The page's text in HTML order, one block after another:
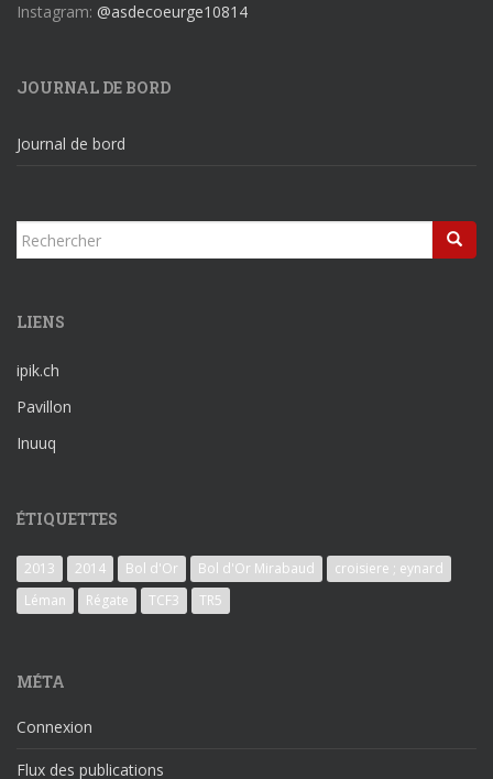
Instagram: @asdecoeurge10814
JOURNAL DE BORD
Journal de bord
Rechercher...
LIENS
ipik.ch
Pavillon
Inuuq
ÉTIQUETTES
2013 2014 Bol d'Or Bol d'Or Mirabaud
croisiere ; eynard
Léman
Régate TCF3 TR5
MÉTA
Connexion
Flux des publications